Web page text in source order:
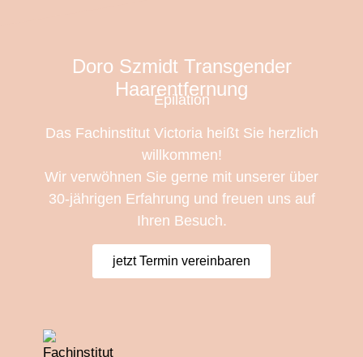
Doro Szmidt Transgender
Haarentfernung
Epilation
Das Fachinstitut Victoria heißt Sie herzlich
willkommen!
Wir verwöhnen Sie gerne mit unserer über
30-jährigen Erfahrung und freuen uns auf
Ihren Besuch.
jetzt Termin vereinbaren